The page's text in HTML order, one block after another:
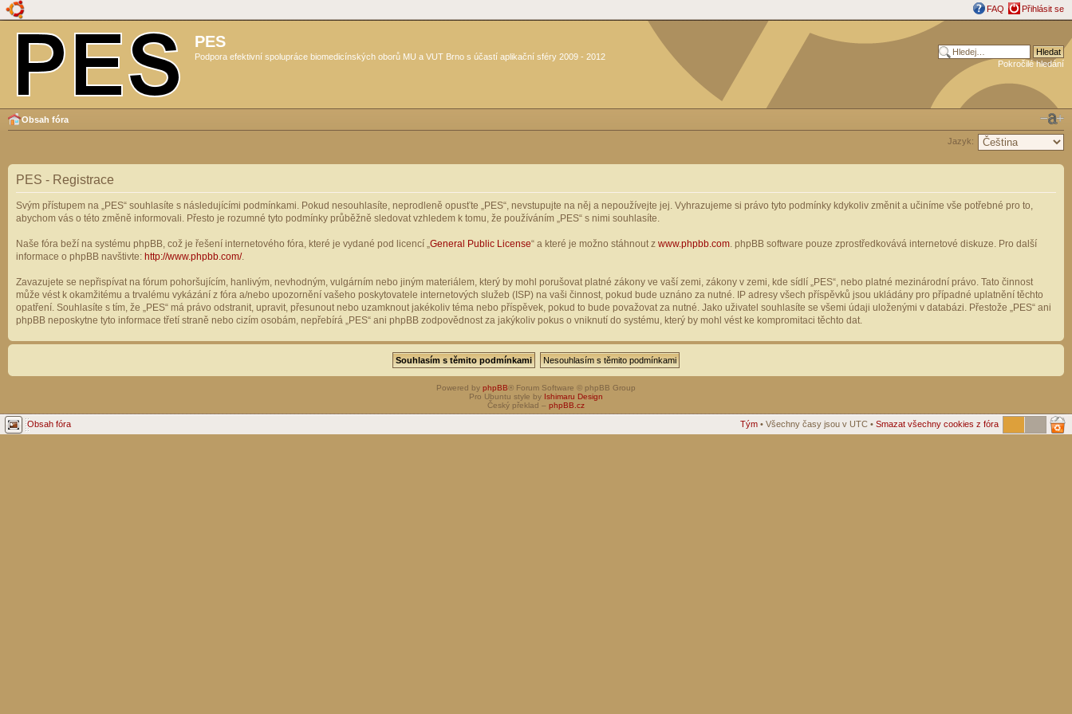
FAQ Přihlásit se
PES
Podpora efektivní spolupráce biomedicínských oborů MU a VUT Brno s účastí aplikační sféry 2009 - 2012
Pokročilé hledání
Obsah fóra
Jazyk:
PES - Registrace
Svým přístupem na „PES“ souhlasíte s následujícími podmínkami. Pokud nesouhlasíte, neprodleně opusťte „PES“, nevstupujte na něj a nepoužívejte jej. Vyhrazujeme si právo tyto podmínky kdykoliv změnit a učiníme vše potřebné pro to,
abychom vás o této změně informovali. Přesto je rozumné tyto podmínky průběžně sledovat vzhledem k tomu, že používáním „PES“ s nimi souhlasíte.
Naše fóra beží na systému phpBB, což je řešení internetového fóra, které je vydané pod licencí „ General Public License“ a které je možno stáhnout z www.phpbb.com . phpBB software pouze zprostředkovává internetové diskuze. Pro další
informace o phpBB navštivte: http://www.phpbb.com/.
Zavazujete se nepřispívat na fórum pohoršujícím, hanlivým, nevhodným, vulgárním nebo jiným materiálem, který by mohl porušovat platné zákony ve vaší zemi, zákony v zemi, kde sídlí „PES“, nebo platné mezinárodní právo. Tato činnost
může vést k okamžitému a trvalému vykázání z fóra a/nebo upozornění vašeho poskytovatele internetových služeb (ISP) na vaši činnost, pokud bude uznáno za nutné. IP adresy všech příspěvků jsou ukládány pro případné uplatnění těchto
opatření. Souhlasíte s tím, že „PES“ má právo odstranit, upravit, přesunout nebo uzamknout jakékoliv téma nebo příspěvek, pokud to bude považovat za nutné. Jako uživatel souhlasíte se všemi údaji uloženými v databázi. Přestože „PES“ ani
phpBB neposkytne tyto informace třetí straně nebo cizím osobám, nepřebírá „PES“ ani phpBB zodpovědnost za jakýkoliv pokus o vniknutí do systému, který by mohl vést ke kompromitaci těchto dat.
Powered by phpBB® Forum Software © phpBB Group
Pro Ubuntu style by Ishimaru Design
Český překlad – phpBB.cz
Obsah fóra Tým • Všechny časy jsou v UTC • Smazat všechny cookies z fóra